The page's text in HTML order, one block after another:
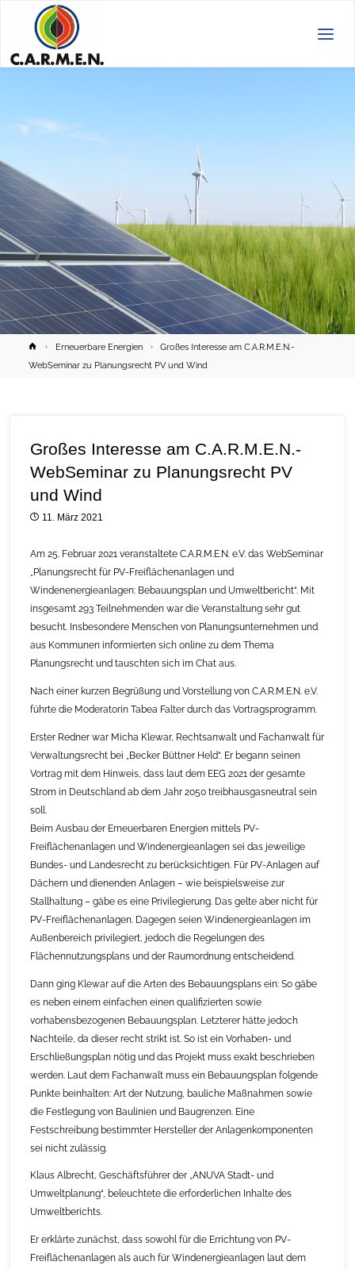
HomeErneuerbare Energien
Großes Interesse am C.A.R.M.E.N.-
WebSeminar zu Planungsrecht PV und Wind
Großes Interesse am C.A.R.M.E.N.-
WebSeminar zu Planungsrecht PV
und Wind
11. März 2021
Am 25. Februar 2021 veranstaltete C.A.R.M.E.N. e.V. das WebSeminar
„Planungsrecht für PV-Freiflächenanlagen und
Windenenergieanlagen: Bebauungsplan und Umweltbericht“. Mit
insgesamt 293 Teilnehmenden war die Veranstaltung sehr gut
besucht. Insbesondere Menschen von Planungsunternehmen und
aus Kommunen informierten sich online zu dem Thema
Planungsrecht und tauschten sich im Chat aus.
Nach einer kurzen Begrüßung und Vorstellung von C.A.R.M.E.N. e.V.
führte die Moderatorin Tabea Falter durch das Vortragsprogramm.
Erster Redner war Micha Klewar, Rechtsanwalt und Fachanwalt für
Verwaltungsrecht bei „Becker Büttner Held“. Er begann seinen
Vortrag mit dem Hinweis, dass laut dem EEG 2021 der gesamte
Strom in Deutschland ab dem Jahr 2050 treibhausgasneutral sein
soll.
Beim Ausbau der Erneuerbaren Energien mittels PV-
Freiflächenanlagen und Windenergieanlagen sei das jeweilige
Bundes- und Landesrecht zu berücksichtigen. Für PV-Anlagen auf
Dächern und dienenden Anlagen – wie beispielsweise zur
Stallhaltung – gäbe es eine Privilegierung. Das gelte aber nicht für
PV-Freiflächenanlagen. Dagegen seien Windenergieanlagen im
Außenbereich privilegiert, jedoch die Regelungen des
Flächennutzungsplans und der Raumordnung entscheidend.
Dann ging Klewar auf die Arten des Bebauungsplans ein: So gäbe
es neben einem einfachen einen qualifizierten sowie
vorhabensbezogenen Bebauungsplan. Letzterer hätte jedoch
Nachteile, da dieser recht strikt ist. So ist ein Vorhaben- und
Erschließungsplan nötig und das Projekt muss exakt beschrieben
werden. Laut dem Fachanwalt muss ein Bebauungsplan folgende
Punkte beinhalten: Art der Nutzung, bauliche Maßnahmen sowie
die Festlegung von Baulinien und Baugrenzen. Eine
Festschreibung bestimmter Hersteller der Anlagenkomponenten
sei nicht zulässig.
Klaus Albrecht, Geschäftsführer der „ANUVA Stadt- und
Umweltplanung“, beleuchtete die erforderlichen Inhalte des
Umweltberichts.
Er erklärte zunächst, dass sowohl für die Errichtung von PV-
Freiflächenanlagen als auch für Windenergieanlagen laut dem